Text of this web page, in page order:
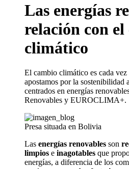
Las energías
relación con
climático
El cambio climático es cada
apostamos por la sostenibilidad
centrados en energías
Renovables y EUROCLIMA+.
Presa situada en Bolivia
Las energías renovables son
limpios e inagotables que
energías, a diferencia de los